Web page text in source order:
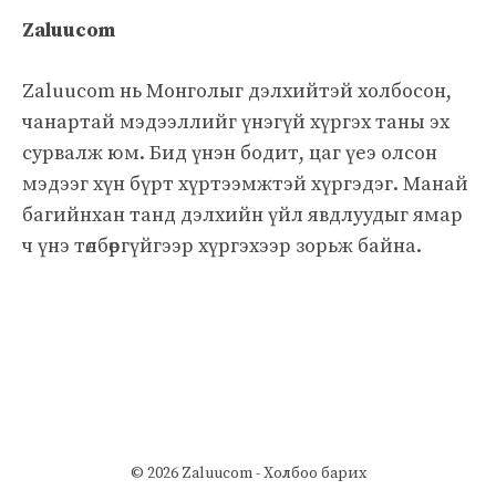
Zaluucom
Zaluucom нь Монголыг дэлхийтэй холбосон,
чанартай мэдээллийг үнэгүй хүргэх таны эх
сурвалж юм. Бид үнэн бодит, цаг үеэ олсон
мэдээг хүн бүрт хүртээмжтэй хүргэдэг. Манай
багийнхан танд дэлхийн үйл явдлуудыг ямар
ч үнэ төлбөргүйгээр хүргэхээр зорьж байна.
© 2026 Zaluucom -Холбоо барих